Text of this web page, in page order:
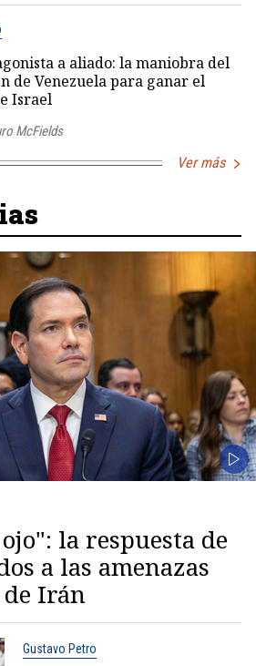
a aliado: la maniobra del
de Venezuela para ganar el
Israel
McFields
Ver más
la respuesta de
a las amenazas
Irán
Gustavo Petro